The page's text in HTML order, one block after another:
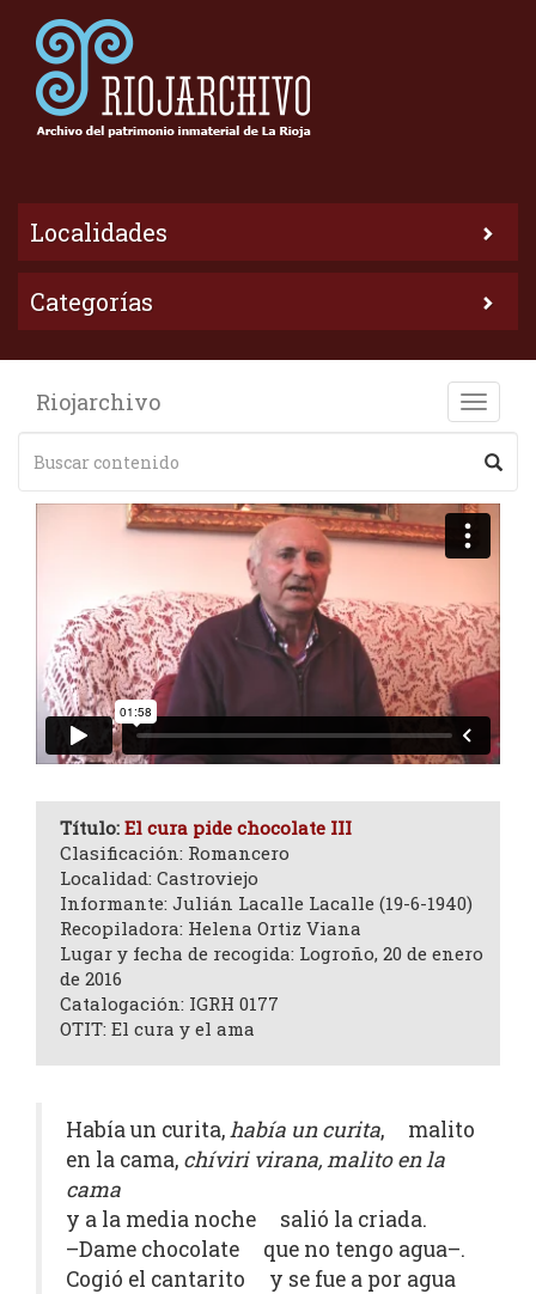
Localidades
Categorías
Toggle
Riojarchivo
Título: El cura pide chocolate III
Clasificación: Romancero
Localidad: Castroviejo
Informante: Julián Lacalle Lacalle (19-6-1940)
Recopiladora: Helena Ortiz Viana
Lugar y fecha de recogida: Logroño, 20 de enero
de 2016
Catalogación: IGRH 0177
OTIT: El cura y el ama
Había un curita,había un curita, malito
en la cama, chíviri virana, malito en la
cama
y a la media noche salió la criada.
–Dame chocolate que no tengo agua–.
Cogió el cantarito y se fue a por agua